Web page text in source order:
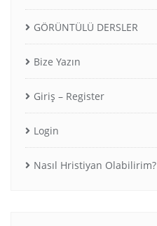
GÖRÜNTÜLÜ DERSLER
Bize Yazın
Giriş – Register
Login
Nasıl Hristiyan Olabilirim?